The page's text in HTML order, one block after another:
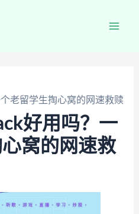
老留学生掏心窝的网速救赎
好用吗？一
窝的网速救